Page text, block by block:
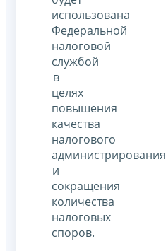
использована
Федеральной
налоговой
службой
в
целях
повышения
качества
налогового
администрирования
и
сокращения
количества
налоговых
споров.